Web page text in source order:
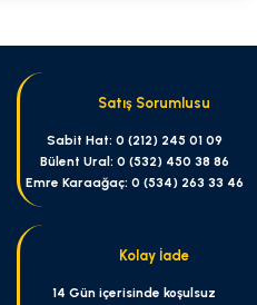
ederiz.
görüntülenemiyor.
bulunuyor.
olmalı.
Satış Sorumlusu
Sabit Hat: 0 (212) 245 01 09
Bülent Ural: 0 (532) 450 38 86
Emre Karaağaç: 0 (534) 263 33 46
Kolay İade
14 Gün içerisinde koşulsuz